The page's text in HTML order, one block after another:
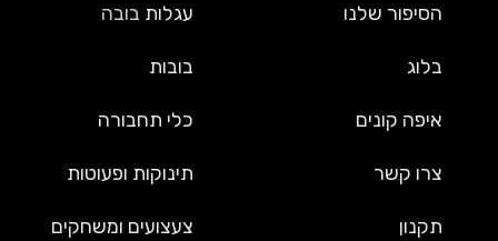
הסיפור שלנו
בלוג
איפה קונים
צרו קשר
תקנון
עגלות בובה
בובות
כלי תחבורה
תינוקות ופעוטות
צעצועים ומשחקים